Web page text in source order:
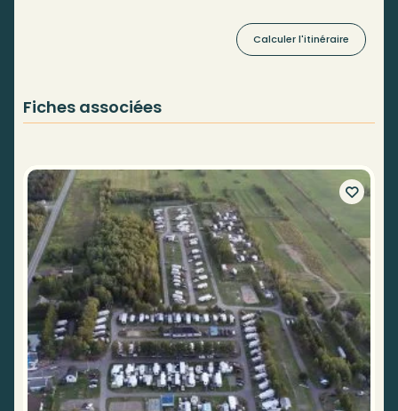
Calculer l'itinéraire
Fiches associées